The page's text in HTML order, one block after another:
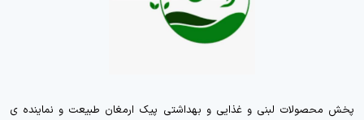
پخش محصولات لبنی و غذایی و بهداشتی پیک ارمغان طبیعت و نماینده ی